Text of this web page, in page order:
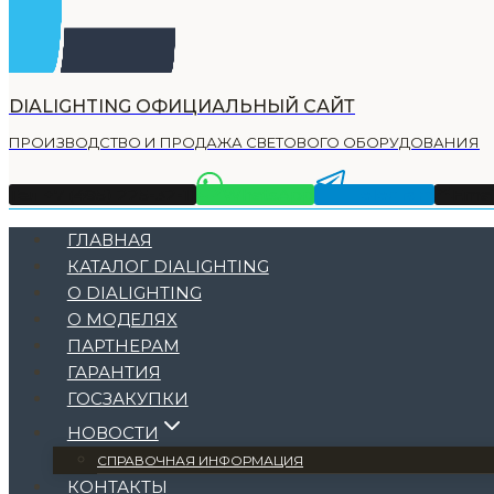
DIALIGHTING ОФИЦИАЛЬНЫЙ САЙТ
ПРОИЗВОДСТВО И ПРОДАЖА СВЕТОВОГО ОБОРУДОВАНИЯ
ГЛАВНАЯ
КАТАЛОГ DIALIGHTING
О DIALIGHTING
О МОДЕЛЯХ
ПАРТНЕРАМ
ГАРАНТИЯ
ГОСЗАКУПКИ
НОВОСТИ
СПРАВОЧНАЯ ИНФОРМАЦИЯ
КОНТАКТЫ